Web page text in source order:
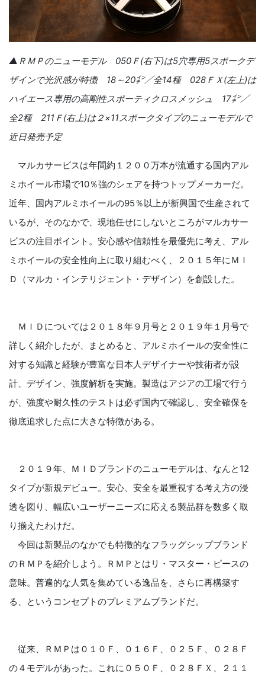
▲ＲＭＰのニューモデル 050 Ｆ(右下)は5穴専用5スポークデ
ザインで光沢感が特徴 18 ～20㌅／全14種 028 ＦＸ(左上)は
ハイエース専用の高剛性スポーティクロスメッシュ 17㌅／
全2種 211 Ｆ(右上)は２×11 スポークタイプのニューモデルで
近日発売予定
マルカサービスは年間約１２００万本が流通する国内アル
ミホイール市場で10％強のシェアを持つトップメーカーだ。
近年、国内アルミホイールの95％以上が新興国で生産されて
いるが、そのなかで、現地任せにしないところがマルカサー
ビスの注目ポイント。安心感や信頼性を最優先に考え、アル
ミホイールの安全性向上に取り組むべく、２０１５年にＭＩ
Ｄ（マルカ・インテリジェント・デザイン）を創設した。
ＭＩＤについては２０１８年９月号と２０１９年１月号で
詳しく紹介したが、まとめると、アルミホイールの安全性に
対する知識と経験が豊富な日本人デザイナーや技術者が設
計、デザイン、強度解析を実施。製造はアジアの工場で行う
が、強度や耐久性のテストは必ず国内で確認し、安全確保を
徹底追求した点に大きな特徴がある。
２０１９年、ＭＩＤブランドのニューモデルは、なんと12
タイプが新規デビュー。安心、安全を最重視する考え方の浸
透を図り、幅広いユーザーニーズに応える製品群を数多く取
り揃えたわけだ。
今回は新製品のなかでも特徴的なフラッグシップブランド
のＲＭＰを紹介しよう。ＲＭＰとはリ・マスター・ピースの
意味。普遍的な人気を集めている逸品を、さらに再構築す
る、というコンセプトのプレミアムブランドだ。
従来、ＲＭＰは０１０Ｆ、０１６Ｆ、０２５Ｆ、０２８Ｆ
の４モデルがあった。これに０５０Ｆ、０２８ＦＸ、２１１